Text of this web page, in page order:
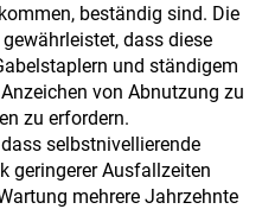
beständig sind. Die
dass diese
und ständigem
von Abnutzung zu
zu erfordern.
selbstnivellierende
geringerer Ausfallzeiten
mehrere Jahrzehnte